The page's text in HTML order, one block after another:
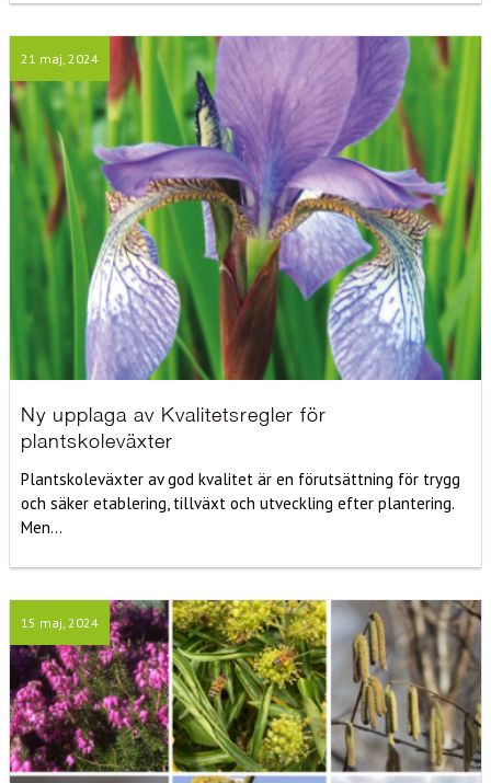
21 maj, 2024
Ny upplaga av Kvalitetsregler för
plantskoleväxter
Plantskoleväxter av god kvalitet är en förutsättning för trygg
och säker etablering, tillväxt och utveckling efter plantering.
Men...
15 maj, 2024